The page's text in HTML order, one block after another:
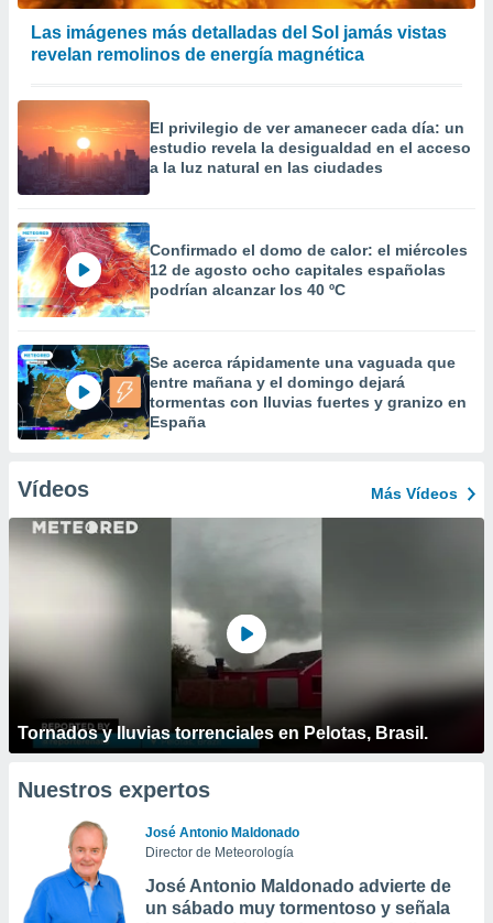
Las imágenes más detalladas del Sol jamás vistas
revelan remolinos de energía magnética
El privilegio de ver amanecer cada día: un
estudio revela la desigualdad en el acceso
a la luz natural en las ciudades
Confirmado el domo de calor: el miércoles
12 de agosto ocho capitales españolas
podrían alcanzar los 40 ºC
Se acerca rápidamente una vaguada que
entre mañana y el domingo dejará
tormentas con lluvias fuertes y granizo en
España
Vídeos Más Vídeos
Tornados y lluvias torrenciales en Pelotas, Brasil.
Nuestros expertos
José Antonio Maldonado
Director de Meteorología
José Antonio Maldonado advierte de
un sábado muy tormentoso y señala